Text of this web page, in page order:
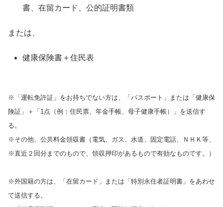
書、在留カード、公的証明書類
または、
健康保険書＋住民表
※「運転免許証」をお持ちでない方は、「パスポート」または「健康保
険証」＋「1点（例：住民票、年金手帳、母子健康手帳）」を送信す
る。
※その他、公共料金領収書（電気、ガス、水道、固定電話、ＮＨＫ等、
※直近２回分までのもので、領収押印があるもので有効なものです。）
※外国籍の方は、「在留カード」または「特別永住者証明書」をあわせ
て送信する。